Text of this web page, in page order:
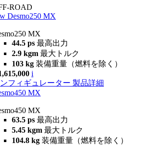
ROAD
Desmo250 MX
MX
44.5 ps 最高出力
2.9 kgm 最大トルク
103 kg 装備重量（燃料を除く）
i
フィギュレーター 製品詳細
MX
MX
63.5 ps 最高出力
5.45 kgm 最大トルク
104.8 kg 装備重量（燃料を除く）